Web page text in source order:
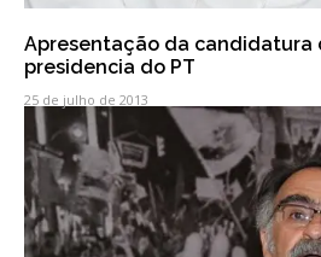
Apresentação da candidatura
presidencia do PT
25 de julho de 2013